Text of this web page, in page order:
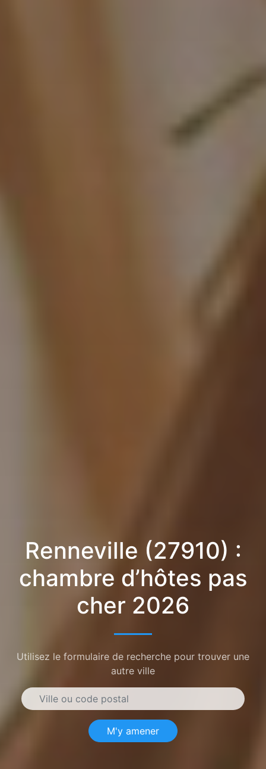
Renneville (27910) :
chambre d’hôtes pas
cher 2026
Utilisez le formulaire de recherche pour trouver une
autre ville
M'y amener